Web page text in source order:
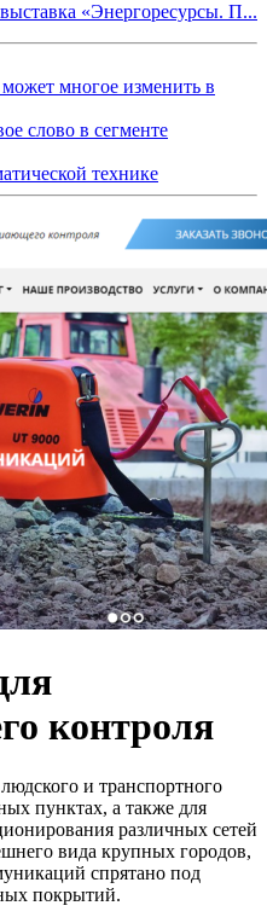
«Энергоресурсы. П...
многое изменить в
слово в сегменте
технике
контроля
и транспортного
пунктах, а также для
различных сетей
вида крупных городов,
спрятано под
покрытий.